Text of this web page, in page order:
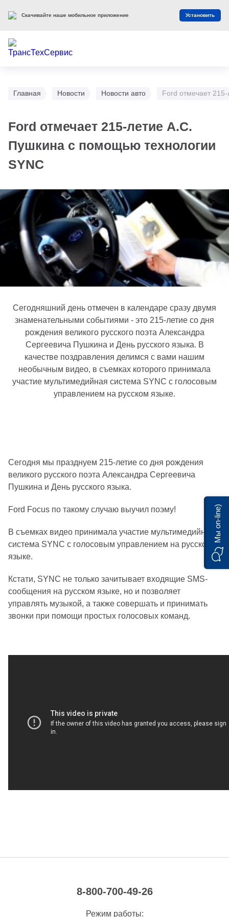
Главная Новости Новости авто Ford отмечает
Ford отмечает 215-летие А.С.
Пушкина с помощью технологии
SYNC
Сегодняшний день отмечен в календаре сразу двумя
знаменательными событиями - это 215-летие со дня
рождения великого русского поэта Александра
Сергеевича Пушкина и День русского языка. В
качестве поздравления делимся с вами нашим
необычным видео, в съемках которого принимала
участие мультимедийная система SYNC с голосовым
управлением на русском языке.
Сегодня мы празднуем 215-летие со дня рождения
великого русского поэта Александра Сергеевича
Пушкина и День русского языка.
Ford Focus по такому случаю выучил поэму!
В съемках видео принимала участие мультимедийная
система SYNC с голосовым управлением на русском
языке.
Кстати, SYNC не только зачитывает входящие SMS-
сообщения на русском языке, но и позволяет
управлять музыкой, а также совершать и принимать
звонки при помощи простых голосовых команд.
8-800-700-49-26
Режим работы:
Скачивайте наше мобильное приложение Установить
Мы on-line)